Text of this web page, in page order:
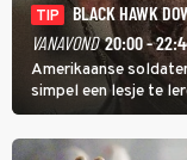
TIP
BLACK HAWK
VANAVOND 20:00 -
Amerikaanse
simpel een lesje te
verloopt in Black